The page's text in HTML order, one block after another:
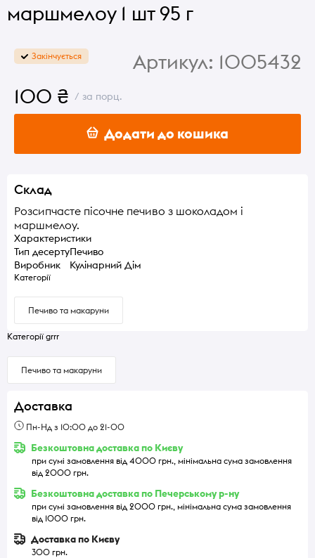
маршмелоу 1 шт 95 г
Закінчується Артикул: 1005432
100 ₴ / за порц.
Додати до кошика
Склад
Розсипчасте пісочне печиво з шоколадом і
маршмелоу.
Характеристики
Тип десертуПечиво
Виробник
Кулінарний Дім
Категорії
Печиво та макаруни
Категорії grrr
Печиво та макаруни
Доставка
Пн-Нд з 10:00 до 21-00
Безкоштовна доставка по Києву
при сумі замовлення від 4000 грн., мінімальна сума замовлення
від 2000 грн.
Безкоштовна доставка по Печерському р-ну
при сумі замовлення від 2000 грн., мінімальна сума замовлення
від 1000 грн.
Доставка по Києву
300 грн.